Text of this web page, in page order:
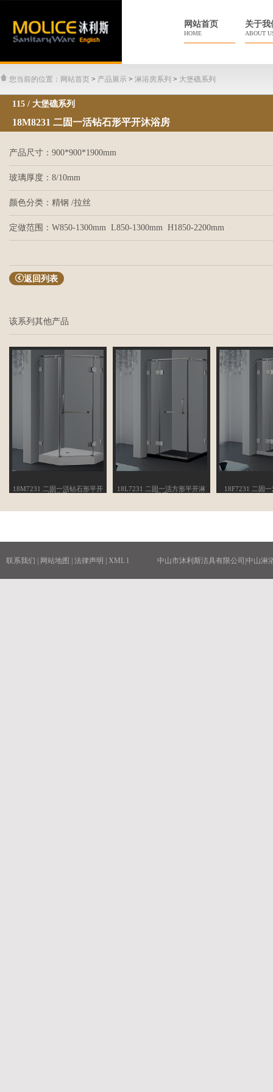
网站首页
HOME
关于我
ABOUT
您当前的位置： 网站首页 > 产品展示 > 淋浴房系列 > 大堡礁系列
115 / 大堡礁系列
18M8231 二固一活钻石形平开沐浴房
产品尺寸：900*900*1900mm
玻璃厚度：8/10mm
颜色分类：精钢 /拉丝
定做范围：W850-1300mm L850-1300mm H1850-2200mm
返回列表
该系列其他产品
18M7231 二固一活钻石形平开
淋浴房
18L7231 二固一活方形平开淋
浴房
18F7231 二固
联系我们 网站地图 法律声明 XML l 中山市沐利斯洁具有限公司|中山淋